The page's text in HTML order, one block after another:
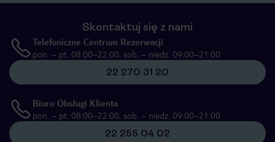
Skontaktuj się z nami
Telefoniczne Centrum Rezerwacji
pon. – pt. 08:00–22:00, sob. – niedz. 09:00–21:00
22 270 31 20
Biuro Obsługi Klienta
pon. – pt. 08:00–22:00, sob. – niedz. 09:00–21:00
22 255 04 02